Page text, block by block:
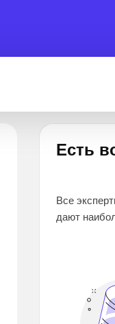
Есть
Все
дают